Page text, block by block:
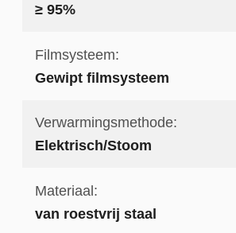
≥ 95%
Filmsysteem:
Gewipt filmsysteem
Verwarmingsmethode:
Elektrisch/Stoom
Materiaal:
van roestvrij staal